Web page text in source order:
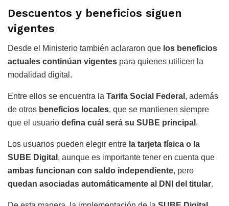
Descuentos y beneficios siguen
vigentes
Desde el Ministerio también aclararon que los beneficios
actuales continúan vigentes para quienes utilicen la
modalidad digital.
Entre ellos se encuentra la Tarifa Social Federal , además
de otros beneficios locales, que se mantienen siempre
que el usuario defina cuál será su SUBE principal .
Los usuarios pueden elegir entre la tarjeta física o la
SUBE Digital , aunque es importante tener en cuenta que
ambas funcionan con saldo independiente, pero
quedan asociadas automáticamente al DNI del titular.